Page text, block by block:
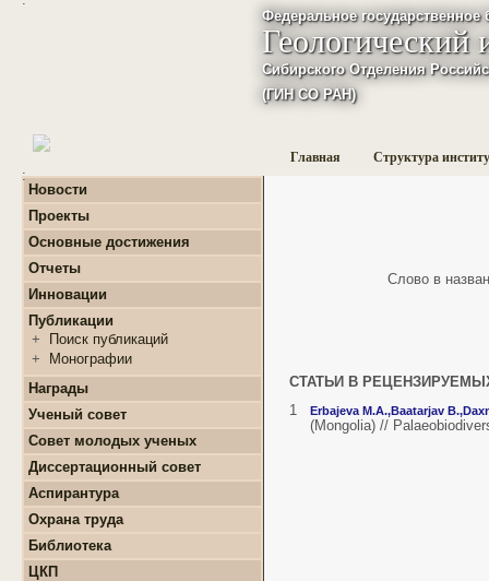
Федеральное
Сибирского Отделения
(ГИН СО РАН)
Главная Структура
:
Новости
Проекты
+
базовые проекты по
приоритетным
+ Гранты
+ Международные
проекты и соглашения
+
Завершенные проекты.
Основные достижения
Отчеты
+
Фундаментальные
базовые проекты по
приоритетным
направлениям РАН
Программы Президиума
РАН
+
Программы Отделения
наук о Земле РАН
+ Проекты Комплексной
программы Сибирского
отделения РАН
Инновации
Публикации
+
Поиск публикаций
+
Монографии
Награды
Ученый совет
Совет молодых ученых
+
+
Список молодых ученых
+
Положение о СМУ ГИН
СО РАН
+ ФЦП "ЖИЛИЩЕ"
+ Популяризация науки
Диссертационный совет
Аспирантура
+
деятельность
+ Информация для
поступающих
Охрана труда
Библиотека
ЦКП
Слово в
СТАТЬИ В
1
Erbajeva М.А.,Baatarjav B.,
(Mongolia) //